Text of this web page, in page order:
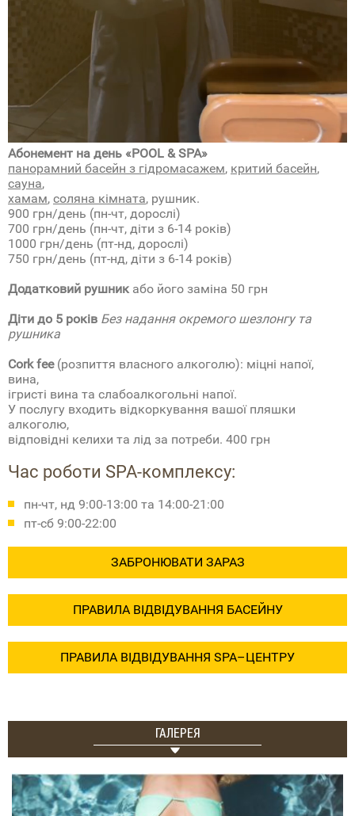
Абонемент на день «POOL & SPA»
панорамний басейн з гідромасажем, критий басейн,
сауна,
хамам, соляна кімната, рушник.
900 грн/день (пн-чт, дорослі)
700 грн/день (пн-чт, діти з 6-14 років)
1000 грн/день (пт-нд, дорослі)
750 грн/день (пт-нд, діти з 6-14 років)
Додатковий рушник або його заміна 50 грн
Діти до 5 років Без надання окремого шезлонгу та
рушника
Cork fee(розпиття власного алкоголю): міцні напої,
вина,
ігристі вина та слабоалкогольні напої.
У послугу входить відкоркування вашої пляшки
алкоголю,
відповідні келихи та лід за потреби. 400 грн
Час роботи SPA-комплексу:
пн-чт, нд 9:00-13:00 та 14:00-21:00
пт-сб 9:00-22:00
ЗАБРОНЮВАТИ ЗАРАЗ
ПРАВИЛА ВІДВІДУВАННЯ БАСЕЙНУ
ПРАВИЛА ВІДВІДУВАННЯ SPA–ЦЕНТРУ
ГАЛЕРЕЯ